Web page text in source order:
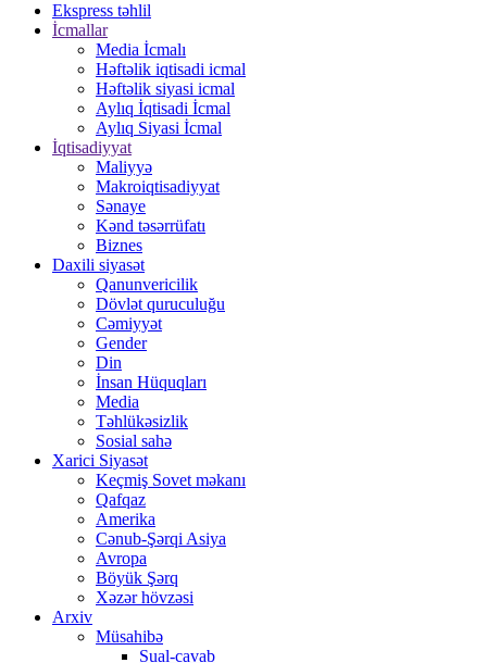
Ekspress təhlil
İcmallar
Media İcmalı
Həftəlik iqtisadi icmal
Həftəlik siyasi icmal
Aylıq İqtisadi İcmal
Aylıq Siyasi İcmal
İqtisadiyyat
Maliyyə
Makroiqtisadiyyat
Sənaye
Kənd təsərrüfatı
Biznes
Daxili siyasət
Qanunvericilik
Dövlət quruculuğu
Cəmiyyət
Gender
Din
İnsan Hüquqları
Media
Təhlükəsizlik
Sosial sahə
Xarici Siyasət
Keçmiş Sovet məkanı
Qafqaz
Amerika
Cənub-Şərqi Asiya
Avropa
Böyük Şərq
Xəzər hövzəsi
Arxiv
Müsahibə
Sual-cavab